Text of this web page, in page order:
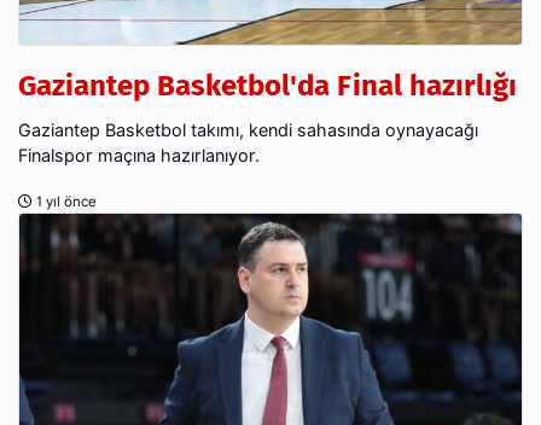
Gaziantep Basketbol'da Final hazırlığı
Gaziantep Basketbol takımı, kendi sahasında oynayacağı
Finalspor maçına hazırlanıyor.
1 yıl önce